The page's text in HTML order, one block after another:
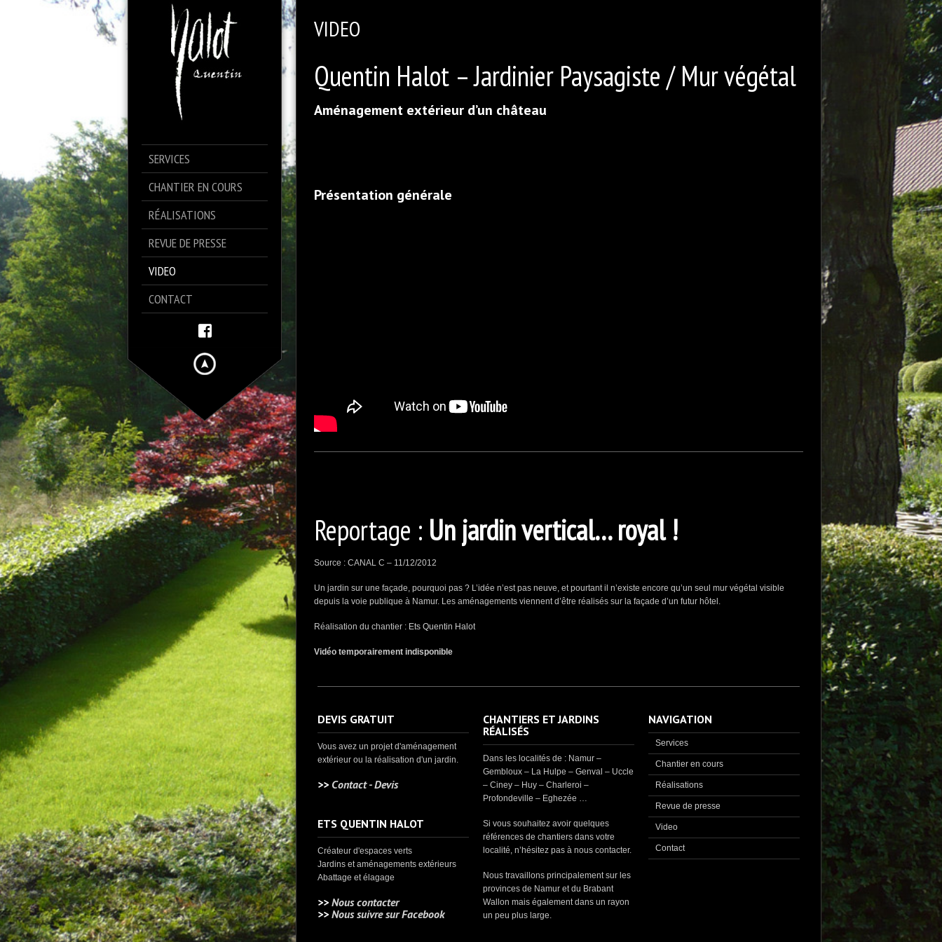
SERVICES
CHANTIER EN COURS
RÉALISATIONS
REVUE DE PRESSE
VIDEO
CONTACT
VIDEO
Quentin Halot – Jardinier Paysagiste / Mur végétal
Aménagement extérieur d’un château
Présentation générale
Reportage : Un jardin vertical… royal !
Source : CANAL C – 11/12/2012
Un jardin sur une façade, pourquoi pas ? L’idée n’est pas neuve, et pourtant il n’existe encore qu’un seul mur végétal visible
depuis la voie publique à Namur. Les aménagements viennent d’être réalisés sur la façade d’un futur hôtel.
Réalisation du chantier : Ets Quentin Halot
Vidéo temporairement indisponible
DEVIS GRATUIT
Vous avez un projet d'aménagement
extérieur ou la réalisation d'un jardin.
>> Contact - Devis
ETS QUENTIN HALOT
Créateur d'espaces verts
Jardins et aménagements extérieurs
Abattage et élagage
>> Nous contacter
>> Nous suivre sur Facebook
CHANTIERS ET JARDINS
RÉALISÉS
Dans les localités de : Namur –
Gembloux – La Hulpe – Genval – Uccle
– Ciney – Huy – Charleroi –
Profondeville – Eghezée …
Si vous souhaitez avoir quelques
références de chantiers dans votre
localité, n’hésitez pas à nous contacter.
Nous travaillons principalement sur les
provinces de Namur et du Brabant
Wallon mais également dans un rayon
un peu plus large.
NAVIGATION
Services
Chantier en cours
Réalisations
Revue de presse
Video
Contact